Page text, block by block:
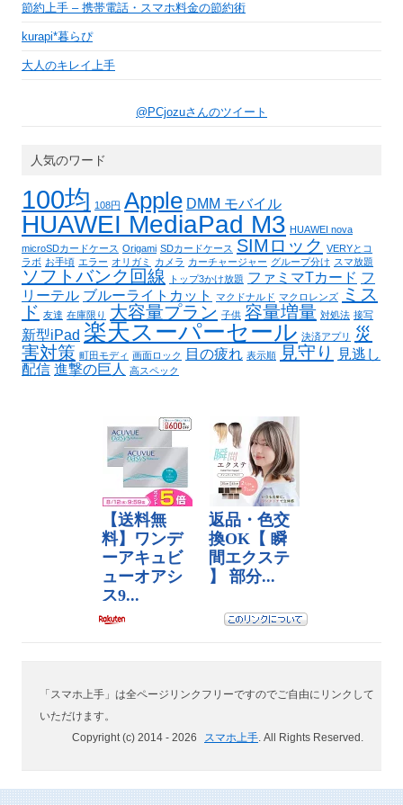
節約上手 – 携帯電話・スマホ料金の節約術
kurapi*暮らぴ
大人のキレイ上手
@PCjozuさんのツイート
人気のワード
100均 108円 Apple DMM モバイル
HUAWEI MediaPad M3 HUAWEI nova
microSDカードケース Origami SDカードケース SIMロック VERYとコ
ラボ お手頃 エラー オリガミ カメラ カーチャージャー グループ分け スマ放題
ソフトバンク回線 トップ3かけ放題 ファミマTカード フ
リーテル ブルーライトカット マクドナルド マクロレンズ
ミス
ド 友達 在庫限り 大容量プラン 子供 容量増量 対処法 接写
新型iPad 楽天スーパーセール 決済アプリ
災
害対策 町田モディ 画面ロック 目の疲れ 表示順 見守り
見逃し
配信 進撃の巨人 高スペック
「スマホ上手」は全ページリンクフリーですのでご自由にリンクして
いただけます。
Copyright (c) 2014 - 2026 スマホ上手. All Rights Reserved.